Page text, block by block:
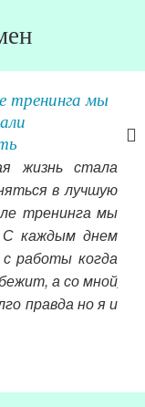
тренинга мы
жизнь стала
в лучшую
тренинга мы
С каждым днем
работы когда
а со мной
правда но я и